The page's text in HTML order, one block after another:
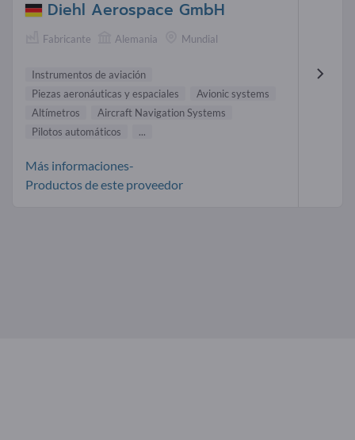
Diehl Aerospace GmbH
Fabricante Alemania Mundial
Instrumentos de aviación
Piezas aeronáuticas y espaciales
Avionic systems
Altímetros
Aircraft Navigation Systems
Pilotos automáticos
...
Más informaciones-
Productos de este proveedor